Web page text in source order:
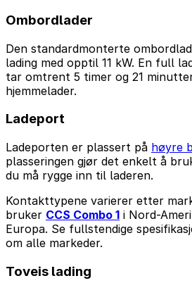
Ombordlader
Den standardmonterte
lading med opptil 11 kW. En full
tar omtrent 5 timer og 21
hjemmelader.
Ladeport
Ladeporten er plassert på høyre
plasseringen gjør det enkelt å
du må rygge inn til laderen.
Kontakttypene varierer etter
bruker CCS Combo 1 i Nord-
Europa. Se fullstendige
om alle markeder.
Toveis lading